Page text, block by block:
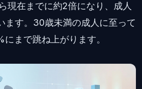
現在までに約2倍になり、成人
ます。30歳未満の成人に至って
まで跳ね上がります。